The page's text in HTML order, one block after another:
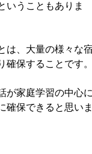
いうこともありま
は、大量の様々な
確保することです
が家庭学習の中心
確保できると思い